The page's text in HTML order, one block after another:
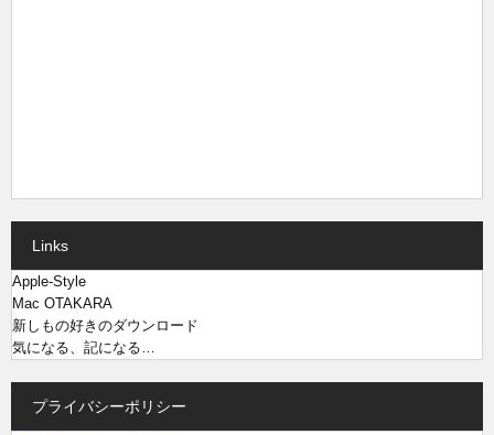
Links
Apple-Style
Mac OTAKARA
新しもの好きのダウンロード
気になる、記になる…
プライバシーポリシー